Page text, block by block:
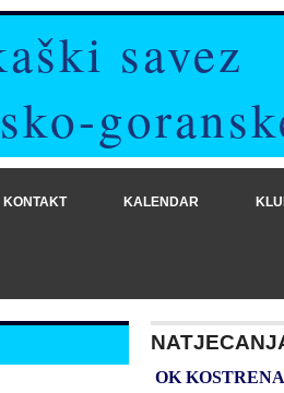
savez
KONTAKT KALENDAR
OK KOSTRENA